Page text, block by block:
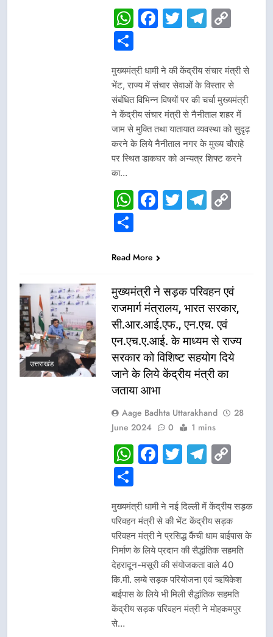
WhatsApp
Facebook
Twitter
Share
मुख्यमंत्री धामी ने की केंद्रीय संचार मंत्री से
भेंट, राज्य में संचार सेवाओं के विस्तार से
संबंधित विभिन्न विषयों पर की चर्चा मुख्यमंत्री
ने केंद्रीय संचार मंत्री से नैनीताल शहर में
जाम से मुक्ति तथा यातायात व्यवस्था को सुदृढ़
करने के लिये नैनीताल नगर के मुख्य चौराहे
पर स्थित डाकघर को अन्यत्र शिफ्ट करने
का…
WhatsApp
Facebook
Twitter
Share
Read More
उत्तराखंड
मुख्यमंत्री ने सड़क परिवहन एवं
राजमार्ग मंत्रालय, भारत सरकार,
सी.आर.आई.एफ., एन.एच. एवं
एन.एच.ए.आई. के माध्यम से राज्य
सरकार को विशिष्ट सहयोग दिये
जाने के लिये केंद्रीय मंत्री का
जताया आभा
Aage Badhta Uttarakhand
28
June 2024
0 1 mins
WhatsApp
Facebook
Twitter
Share
मुख्यमंत्री धामी ने नई दिल्ली में केंद्रीय सड़क
परिवहन मंत्री से की भेंट केंद्रीय सड़क
परिवहन मंत्री ने प्रसिद्ध कैंची धाम बाईपास के
निर्माण के लिये प्रदान की सैद्धांतिक सहमति
देहरादून-मसूरी की संयोजकता वाले 40
कि.मी. लम्बे सड़क परियोजना एवं ऋषिकेश
बाईपास के लिये भी मिली सैद्धांतिक सहमति
केंद्रीय सड़क परिवहन मंत्री ने मोहकमपुर
से…